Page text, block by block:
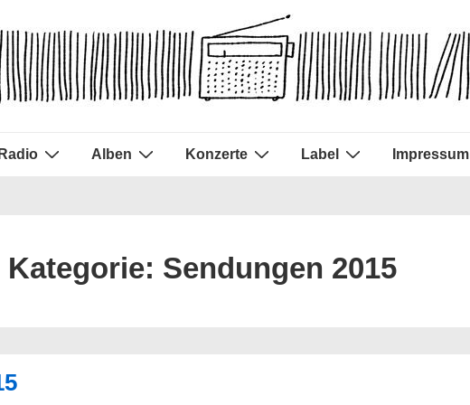
Radio Alben Konzerte Label Impressum
Kategorie: Sendungen 2015